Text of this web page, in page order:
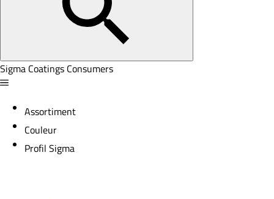
Sigma Coatings Consumers
Assortiment
Couleur
Profil Sigma